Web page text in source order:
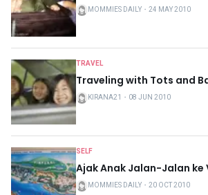
MOMMIES DAILY ・ 24 MAY 2010
TRAVEL
Traveling with Tots and
KIRANA21 ・ 08 JUN 2010
SELF
Ajak Anak Jalan-Jalan ke
MOMMIES DAILY ・ 20 OCT 2010